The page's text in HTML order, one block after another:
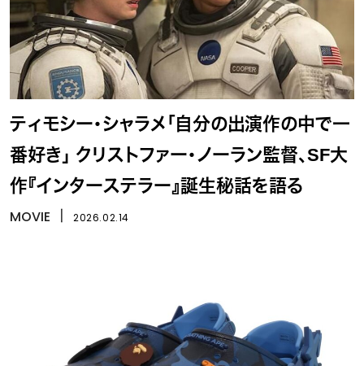
ティモシー・シャラメ「自分の出演作の中で一
番好き」 クリストファー・ノーラン監督、SF大
作『インターステラー』誕生秘話を語る
MOVIE 2026.02.14